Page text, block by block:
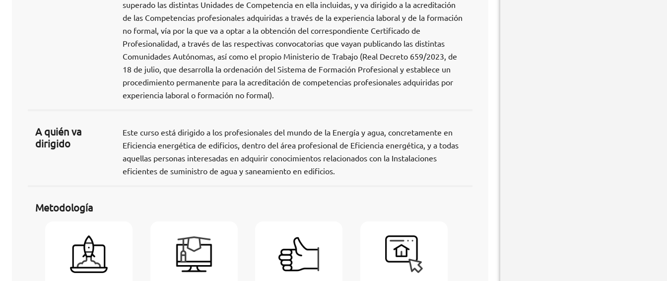
superado las distintas Unidades de Competencia en ella incluidas, y va dirigido a la acreditación
de las Competencias profesionales adquiridas a través de la experiencia laboral y de la formación
no formal, vía por la que va a optar a la obtención del correspondiente Certificado de
Profesionalidad, a través de las respectivas convocatorias que vayan publicando las distintas
Comunidades Autónomas, así como el propio Ministerio de Trabajo (Real Decreto 659/2023, de
18 de julio, que desarrolla la ordenación del Sistema de Formación Profesional y establece un
procedimiento permanente para la acreditación de competencias profesionales adquiridas por
experiencia laboral o formación no formal).
A quién va
dirigido
Este curso está dirigido a los profesionales del mundo de la Energía y agua, concretamente en
Eficiencia energética de edificios, dentro del área profesional de Eficiencia energética, y a todas
aquellas personas interesadas en adquirir conocimientos relacionados con la Instalaciones
eficientes de suministro de agua y saneamiento en edificios.
Metodología